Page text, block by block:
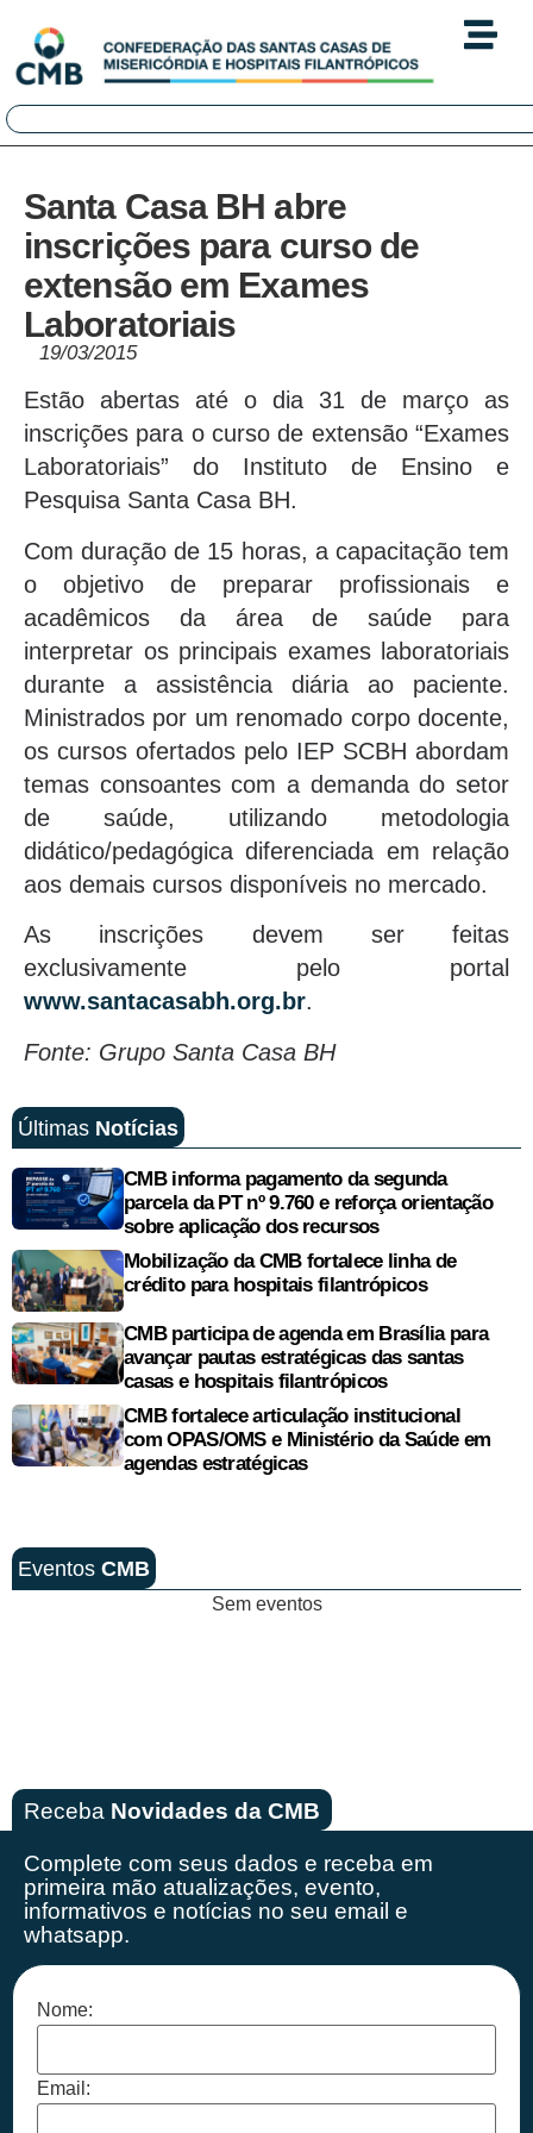
Santa Casa BH abre
inscrições para curso de
extensão em Exames
Laboratoriais
19/03/2015
Estão abertas até o dia 31 de março as
inscrições para o curso de extensão “Exames
Laboratoriais” do Instituto de Ensino e
Pesquisa Santa Casa BH.
Com duração de 15 horas, a capacitação tem
o objetivo de preparar profissionais e
acadêmicos da área de saúde para
interpretar os principais exames laboratoriais
durante a assistência diária ao paciente.
Ministrados por um renomado corpo docente,
os cursos ofertados pelo IEP SCBH abordam
temas consoantes com a demanda do setor
de saúde, utilizando metodologia
didático/pedagógica diferenciada em relação
aos demais cursos disponíveis no mercado.
As inscrições devem ser feitas
exclusivamente pelo portal
www.santacasabh.org.br.
Fonte: Grupo Santa Casa BH
Últimas Notícias
CMB informa pagamento da segunda
parcela da PT nº 9.760 e reforça orientação
sobre aplicação dos recursos
Mobilização da CMB fortalece linha de
crédito para hospitais filantrópicos
CMB participa de agenda em Brasília para
avançar pautas estratégicas das santas
casas e hospitais filantrópicos
CMB fortalece articulação institucional
com OPAS/OMS e Ministério da Saúde em
agendas estratégicas
Eventos CMB
Sem eventos
Receba Novidades da CMB
Complete com seus dados e receba em
primeira mão atualizações, evento,
informativos e notícias no seu email e
whatsapp.
Nome:
Email: